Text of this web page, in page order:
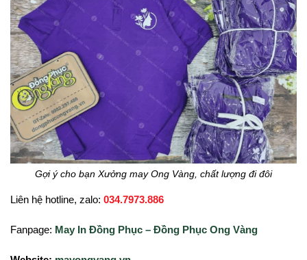
Gợi ý cho bạn Xưởng may Ong Vàng, chất lượng đi đôi
Liên hệ hotline, zalo: 034.7973.886
Fanpage: May In Đồng Phục – Đồng Phục Ong Vàng